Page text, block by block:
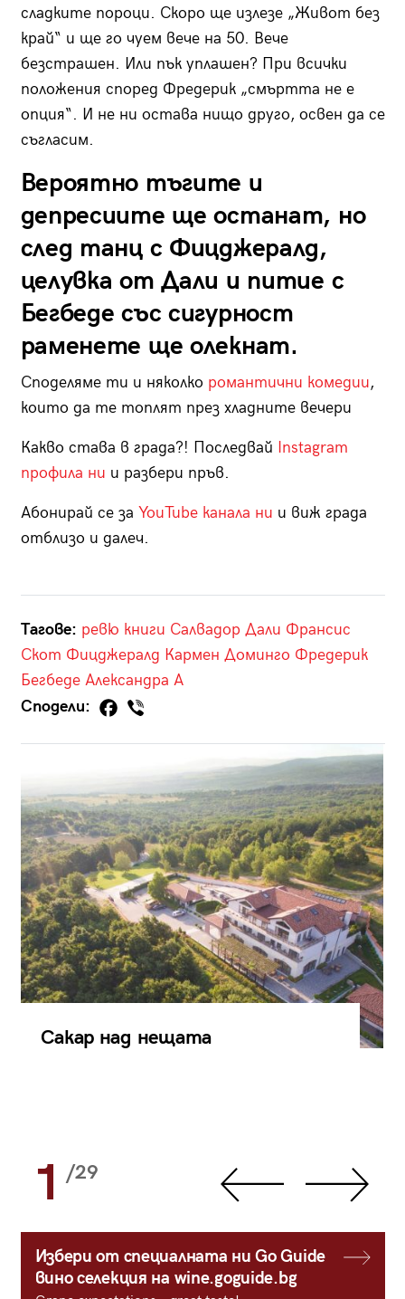
сладките пороци. Скоро ще излезе „Живот без
край“ и ще го чуем вече на 50. Вече
безстрашен. Или пък уплашен? При всички
положения според Фредерик „смъртта не е
опция“. И не ни остава нищо друго, освен да се
съгласим.
Вероятно тъгите и
депресиите ще останат, но
след танц с Фицджералд,
целувка от Дали и питие с
Бегбеде със сигурност
раменете ще олекнат.
Споделяме ти и няколко романтични комедии,
които да те топлят през хладните вечери
Какво става в града?! Последвай Instagram
профила ни и разбери пръв.
Абонирай се за YouTube канала ни и виж града
отблизо и далеч.
Тагове: ревю книги Салвадор Дали Франсис
Скот Фицджералд Кармен Доминго Фредерик
Бегбеде Александра А
Сподели:
Сакар над нещата
1 /29
Избери от специалната ни Go Guide
вино селекция на wine.goguide.bg